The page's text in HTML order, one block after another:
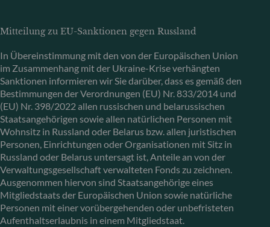
Mitteilung zu EU-Sanktionen gegen Russland
In Übereinstimmung mit den von der Europäischen Union
im Zusammenhang mit der Ukraine-Krise verhängten
Sanktionen informieren wir Sie darüber, dass es gemäß den
Bestimmungen der Verordnungen (EU) Nr. 833/2014 und
(EU) Nr. 398/2022 allen russischen und belarussischen
Staatsangehörigen sowie allen natürlichen Personen mit
Wohnsitz in Russland oder Belarus bzw. allen juristischen
Personen, Einrichtungen oder Organisationen mit Sitz in
Russland oder Belarus untersagt ist, Anteile an von der
Verwaltungsgesellschaft verwalteten Fonds zu zeichnen.
Ausgenommen hiervon sind Staatsangehörige eines
Mitgliedstaats der Europäischen Union sowie natürliche
Personen mit einer vorübergehenden oder unbefristeten
Aufenthaltserlaubnis in einem Mitgliedstaat.